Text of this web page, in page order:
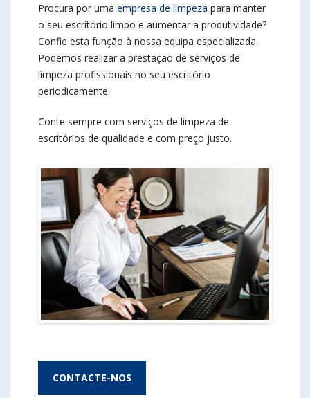
Procura por uma empresa de limpeza para manter
o seu escritório limpo e aumentar a produtividade?
Confie esta função à nossa equipa especializada.
Podemos realizar a prestação de serviços de
limpeza profissionais no seu escritório
periodicamente.
Conte sempre com serviços de limpeza de
escritórios de qualidade e com preço justo.
CONTACTE-NOS